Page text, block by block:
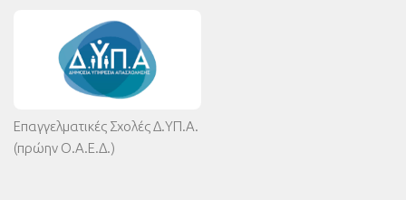
Επαγγελματικές Σχολές Δ.ΥΠ.Α.
(πρώην Ο.Α.Ε.Δ.)